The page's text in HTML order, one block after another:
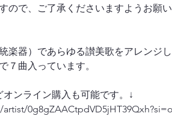
ので、ご了承くださいますようお願
楽器）であらゆる讃美歌をアレンジ
７曲入っています。
ンライン購入も可能です。↓